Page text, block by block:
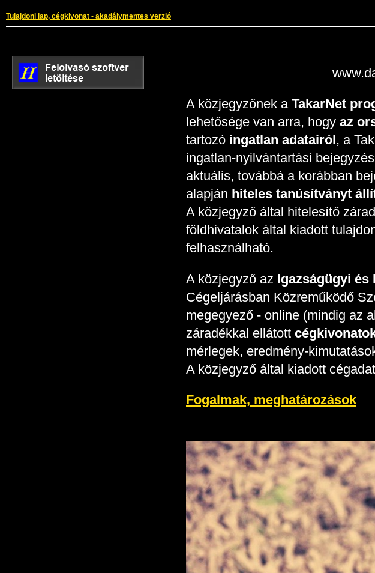
Tulajdoni lap, cégkivonat - akadálymentes verzió
A közjegyzőnek a TakarNet
lehetősége van arra, hogy az
tartozó ingatlan adatairól , a
ingatlan-nyilvántartási
aktuális, továbbá a korábban
alapján hiteles tanúsítványt
A közjegyző által hitelesítő
földhivatalok által kiadott
felhasználható.
A közjegyző az Igazságügyi és
Cégeljárásban Közreműködő
megegyező - online (mindig az
záradékkal ellátott
mérlegek, eredmény-
A közjegyző által kiadott
Fogalmak, meghatározások